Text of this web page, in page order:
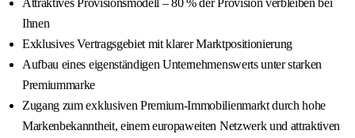
Attraktives Provisionsmodell – 80 % der Provision verbleiben bei
Ihnen
Exklusives Vertragsgebiet mit klarer Marktpositionierung
Aufbau eines eigenständigen Unternehmenswerts unter starken
Premiummarke
Zugang zum exklusiven Premium-Immobilienmarkt durch hohe
Markenbekanntheit, einem europaweiten Netzwerk und attraktiven